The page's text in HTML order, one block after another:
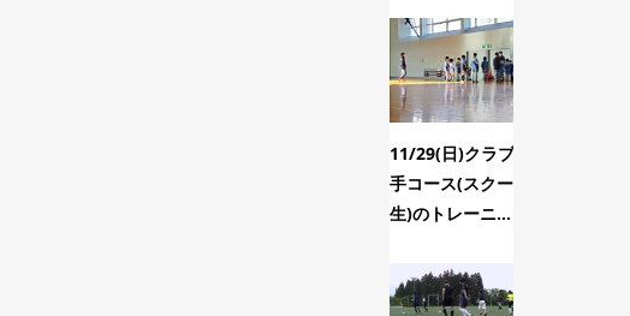
11/29(日)クラブ選
手コース(スクール
生)のトレーニ...